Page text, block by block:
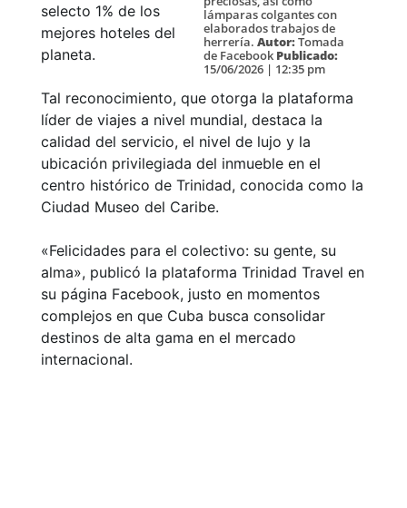
lámparas colgantes con
elaborados trabajos de
herrería. Autor: Tomada
de Facebook Publicado:
15/06/2026 | 12:35 pm
selecto 1% de los
mejores hoteles del
planeta.
Tal reconocimiento, que otorga la plataforma
líder de viajes a nivel mundial, destaca la
calidad del servicio, el nivel de lujo y la
ubicación privilegiada del inmueble en el
centro histórico de Trinidad, conocida como la
Ciudad Museo del Caribe.
«Felicidades para el colectivo: su gente, su
alma», publicó la plataforma Trinidad Travel en
su página Facebook, justo en momentos
complejos en que Cuba busca consolidar
destinos de alta gama en el mercado
internacional.